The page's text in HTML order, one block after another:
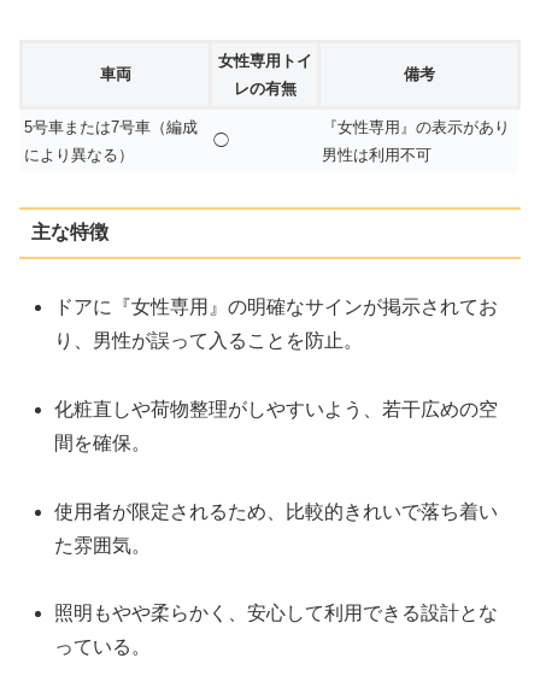
車両
女性専用トイ
レの有無
備考
5号車または7号車（編成
により異なる）
◯
『女性専用』の表示があり
男性は利用不可
主な特徴
ドアに『女性専用』の明確なサインが掲示されてお
り、男性が誤って入ることを防止。
化粧直しや荷物整理がしやすいよう、若干広めの空
間を確保。
使用者が限定されるため、比較的きれいで落ち着い
た雰囲気。
照明もやや柔らかく、安心して利用できる設計とな
っている。